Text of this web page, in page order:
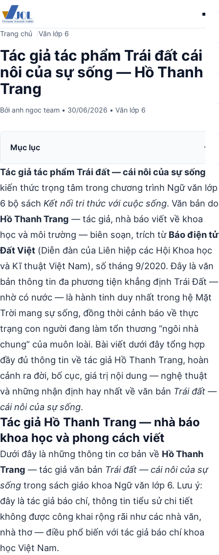
Trang chủ Văn lớp 6
Tác giả tác phẩm Trái đất cái
nôi của sự sống — Hồ Thanh
Trang
Bởi anh ngoc team • 30/06/2026 • Văn lớp 6
Mục lục
Tác giả tác phẩm Trái đất — cái nôi của sự sống
kiến thức trọng tâm trong chương trình Ngữ văn lớp
6 bộ sách Kết nối tri thức với cuộc sống. Văn bản do
Hồ Thanh Trang — tác giả, nhà báo viết về khoa
học và môi trường — biên soạn, trích từ Báo điện tử
Đất Việt (Diễn đàn của Liên hiệp các Hội Khoa học
và Kĩ thuật Việt Nam), số tháng 9/2020. Đây là văn
bản thông tin đa phương tiện khẳng định Trái Đất —
nhờ có nước — là hành tinh duy nhất trong hệ Mặt
Trời mang sự sống, đồng thời cảnh báo về thực
trạng con người đang làm tổn thương “ngôi nhà
chung” của muôn loài. Bài viết dưới đây tổng hợp
đầy đủ thông tin về tác giả Hồ Thanh Trang, hoàn
cảnh ra đời, bố cục, giá trị nội dung — nghệ thuật
và những nhận định hay nhất về văn bản Trái đất —
cái nôi của sự sống.
Tác giả Hồ Thanh Trang — nhà báo
khoa học và phong cách viết
Dưới đây là những thông tin cơ bản về Hồ Thanh
Trang — tác giả văn bản Trái đất — cái nôi của sự
sống trong sách giáo khoa Ngữ văn lớp 6. Lưu ý:
đây là tác giả báo chí, thông tin tiểu sử chi tiết
không được công khai rộng rãi như các nhà văn,
nhà thơ — điều phổ biến với tác giả báo chí khoa
học Việt Nam.